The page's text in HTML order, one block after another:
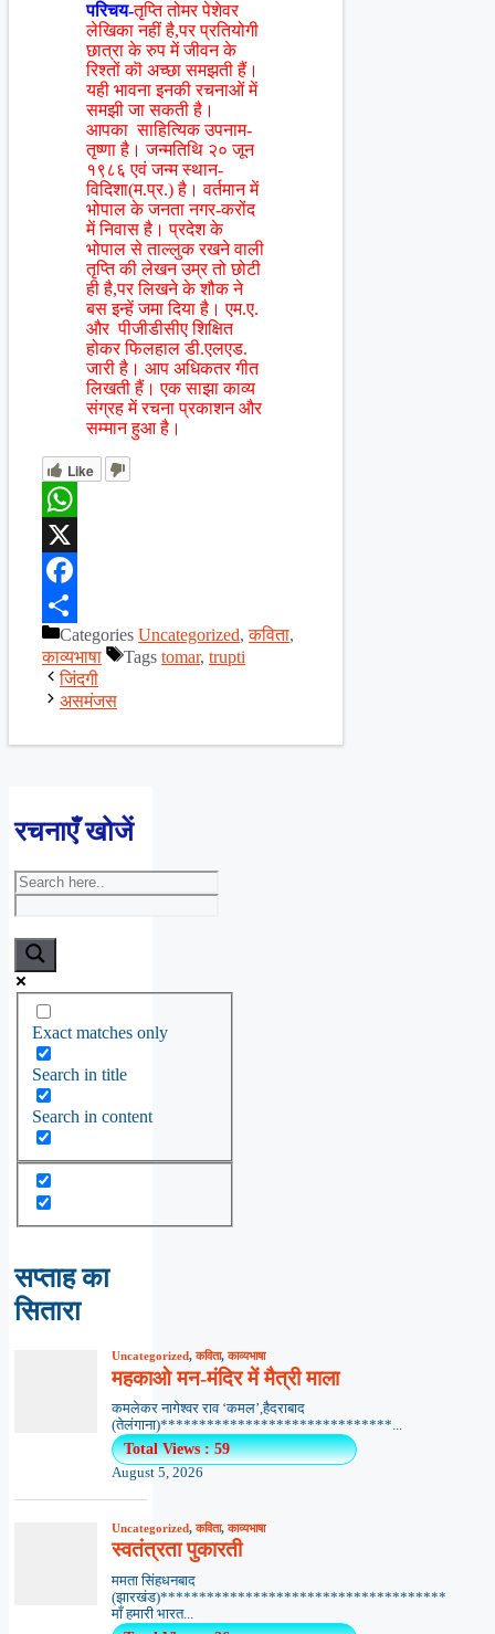
परिचय-तृप्ति तोमर पेशेवर
लेखिका नहीं है,पर प्रतियोगी
छात्रा के रुप में जीवन के
रिश्तों कॊ अच्छा समझती हैं।
यही भावना इनकी रचनाओं में
समझी जा सकती है।
आपका साहित्यिक उपनाम-
तृष्णा है। जन्मतिथि २० जून
१९८६ एवं जन्म स्थान-
विदिशा(म.प्र.) है। वर्तमान में
भोपाल के जनता नगर-करोंद
में निवास है। प्रदेश के
भोपाल से ताल्लुक रखने वाली
तृप्ति की लेखन उम्र तो छोटी
ही है,पर लिखने के शौक ने
बस इन्हें जमा दिया है। एम.ए.
और पीजीडीसीए शिक्षित
होकर फिलहाल डी.एलएड.
जारी है। आप अधिकतर गीत
लिखती हैं। एक साझा काव्य
संग्रह में रचना प्रकाशन और
सम्मान हुआ है।
Like
WhatsApp
X
Facebook
ShareCategories Uncategorized,कविता,
काव्यभाषा
Tags tomar, trupti
जिंदगी
असमंजस
रचनाएँ खोजें
Exact matches only
Search in title
Search in content
सप्ताह का
सितारा